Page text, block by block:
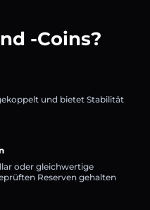
-Coins?
und bietet Stabilität
oder gleichwertige
Reserven gehalten